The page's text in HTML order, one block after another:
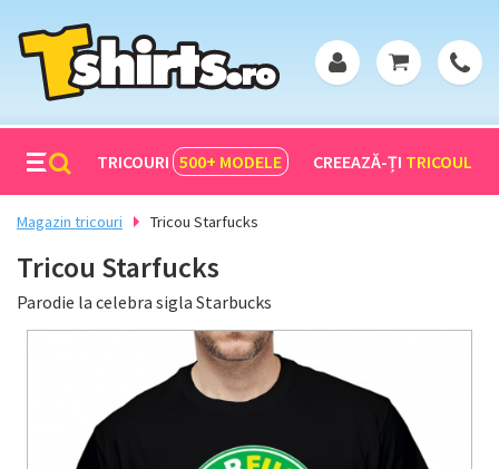
TRICOURI 500+ MODELE CREEAZĂ-ȚI TRICOUL
Magazin tricouri Tricou Starfucks
Tricou Starfucks
Parodie la celebra sigla Starbucks